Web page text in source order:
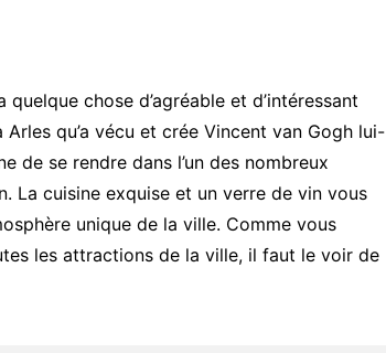
chose d’agréable et d’intéressant
qu’a vécu et crée Vincent van Gogh lui-
de se rendre dans l’un des nombreux
La cuisine exquise et un verre de vin vous
unique de la ville. Comme vous
les attractions de la ville, il faut le voir de